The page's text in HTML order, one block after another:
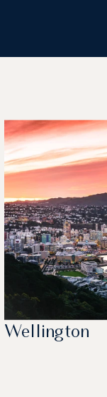
Wellington